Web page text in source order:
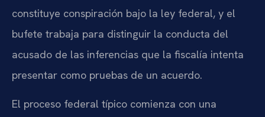
constituye conspiración bajo la ley federal, y el
bufete trabaja para distinguir la conducta del
acusado de las inferencias que la fiscalía intenta
presentar como pruebas de un acuerdo.
El proceso federal típico comienza con una